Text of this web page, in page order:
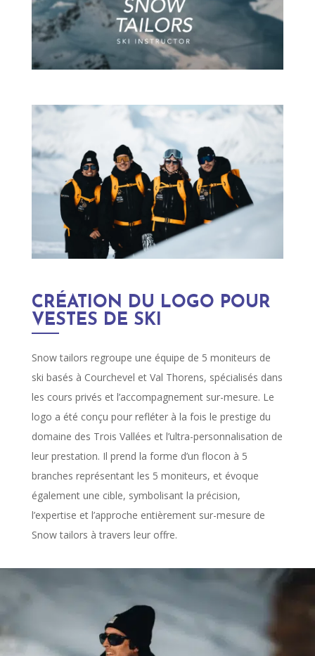
CRÉATION DU LOGO POUR
VESTES DE SKI
Snow tailors regroupe une équipe de 5 moniteurs de
ski basés à Courchevel et Val Thorens, spécialisés dans
les cours privés et l’accompagnement sur-mesure. Le
logo a été conçu pour refléter à la fois le prestige du
domaine des Trois Vallées et l’ultra-personnalisation de
leur prestation. Il prend la forme d’un flocon à 5
branches représentant les 5 moniteurs, et évoque
également une cible, symbolisant la précision,
l’expertise et l’approche entièrement sur-mesure de
Snow tailors à travers leur offre.